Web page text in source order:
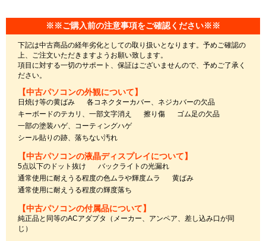
※※ご購入前の注意事項をご確認ください※※
下記は中古商品の経年劣化としての取り扱いとなります。予めご確認の
上、ご注文いただきますようお願い致します。
項目に対する一切のサポート、保証はございませんので、予めご了承く
ださい。
【中古パソコンの外観について】
日焼け等の黄ばみ
各コネクターカバー、ネジカバーの欠品
キーボードのテカリ、一部文字消え
擦り傷
ゴム足の欠品
一部の塗装ハゲ、コーティングハゲ
シール貼りの跡、落ちない汚れ
【中古パソコンの液晶ディスプレイについて】
5点以下のドット抜け
バックライトの光漏れ
通常使用に耐えうる程度の色ムラや輝度ムラ
黄ばみ
通常使用に耐えうる程度の輝度落ち
【中古パソコンの付属品について】
純正品と同等のACアダプタ（メーカー、アンペア、差し込み口が同
じ）